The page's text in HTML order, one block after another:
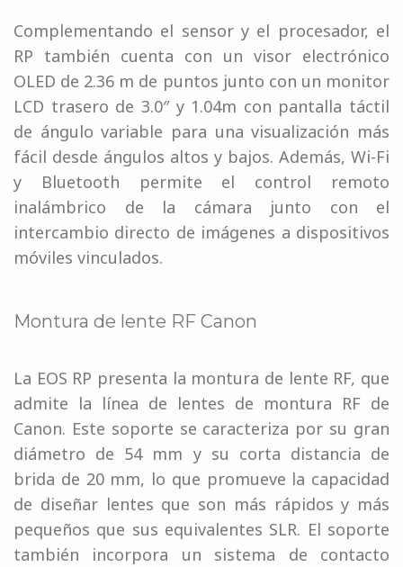
Complementando el sensor y el procesador, el
RP también cuenta con un visor electrónico
OLED de 2.36 m de puntos junto con un monitor
LCD trasero de 3.0″ y 1.04m con pantalla táctil
de ángulo variable para una visualización más
fácil desde ángulos altos y bajos. Además, Wi-Fi
y Bluetooth permite el control remoto
inalámbrico de la cámara junto con el
intercambio directo de imágenes a dispositivos
móviles vinculados.
Montura de lente RF Canon
La EOS RP presenta la montura de lente RF, que
admite la línea de lentes de montura RF de
Canon. Este soporte se caracteriza por su gran
diámetro de 54 mm y su corta distancia de
brida de 20 mm, lo que promueve la capacidad
de diseñar lentes que son más rápidos y más
pequeños que sus equivalentes SLR. El soporte
también incorpora un sistema de contacto